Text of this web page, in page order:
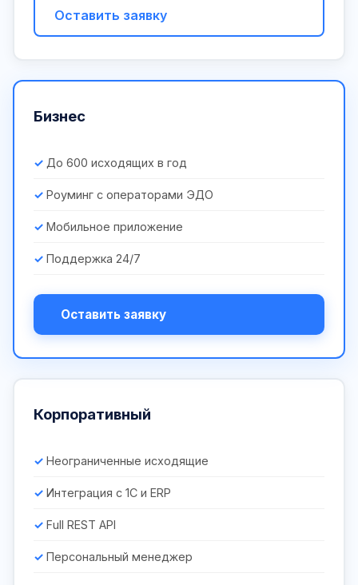
Оставить заявку
Бизнес
До 600 исходящих в год
Роуминг с операторами ЭДО
Мобильное приложение
Поддержка 24/7
Оставить заявку
Корпоративный
Неограниченные исходящие
Интеграция с 1С и ERP
Full REST API
Персональный менеджер